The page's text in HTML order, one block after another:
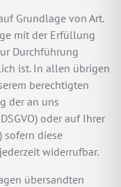
Grundlage von Art.
mit der Erfüllung
Durchführung
ist. In allen übrigen
berechtigten
der an uns
oder auf Ihrer
sofern diese
widerrufbar.
übersandten